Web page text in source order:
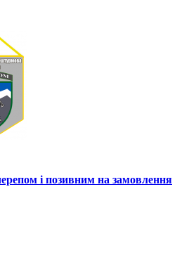
і позивним на замовлення